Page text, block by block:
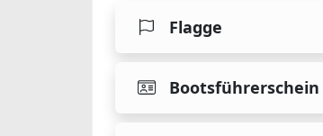
Flagge
Bootsführerschein